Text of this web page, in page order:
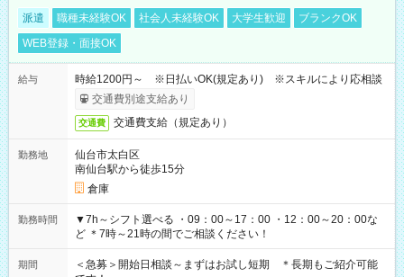
派遣 職種未経験OK 社会人未経験OK 大学生歓迎
ブランクOK
WEB登録・面接OK
給与
時給1200円～ ※日払いOK(規定あり) ※スキルにより応相談
交通費別途支給あり
交通費 交通費支給（規定あり）
勤務地
仙台市太白区
南仙台駅から徒歩15分
倉庫
勤務時間
▼7h～シフト選べる ・09：00～17：00 ・12：00～20：00な
ど ＊7時～21時の間でご相談ください！
期間
＜急募＞開始日相談～まずはお試し短期 ＊長期もご紹介可能